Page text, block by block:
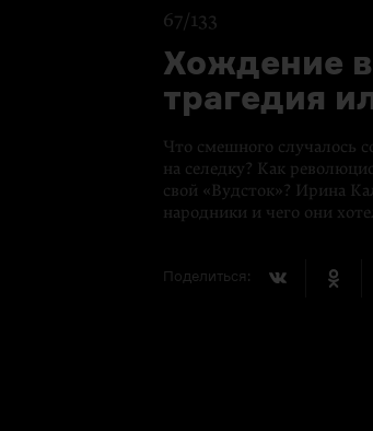
67/133
Хождение
трагедия
Что смешного случалось
на селедку? Как
свой «Вудсток»? Ирина
народники и чего они
Поделиться: